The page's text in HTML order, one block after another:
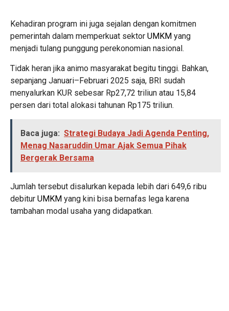
Kehadiran program ini juga sejalan dengan komitmen
pemerintah dalam memperkuat sektor UMKM yang
menjadi tulang punggung perekonomian nasional.
Tidak heran jika animo masyarakat begitu tinggi. Bahkan,
sepanjang Januari–Februari 2025 saja, BRI sudah
menyalurkan KUR sebesar Rp27,72 triliun atau 15,84
persen dari total alokasi tahunan Rp175 triliun.
Baca juga: Strategi Budaya Jadi Agenda Penting,
Menag Nasaruddin Umar Ajak Semua Pihak
Bergerak Bersama
Jumlah tersebut disalurkan kepada lebih dari 649,6 ribu
debitur UMKM yang kini bisa bernafas lega karena
tambahan modal usaha yang didapatkan.